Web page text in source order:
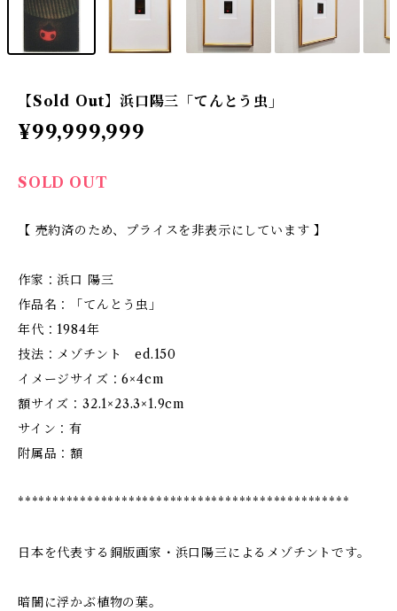
【Sold Out】浜口陽三「てんとう虫」
¥99,999,999
SOLD OUT
【 売約済のため、プライスを非表示にしています 】
作家：浜口 陽三
作品名：「てんとう虫」
年代：1984年
技法：メゾチント ed.150
イメージサイズ：6×4cm
額サイズ：32.1×23.3×1.9cm
サイン：有
附属品：額
************************************************
日本を代表する銅版画家・浜口陽三によるメゾチントです。
暗闇に浮かぶ植物の葉。